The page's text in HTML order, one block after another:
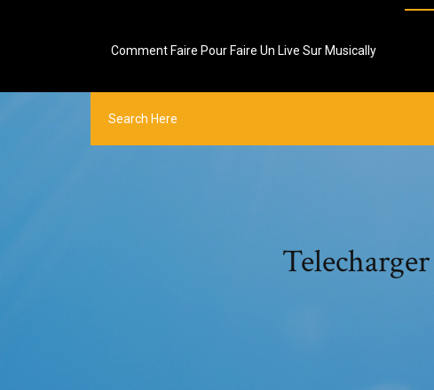
Comment Faire Pour Faire Un Live Sur Musically